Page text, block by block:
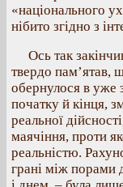
«національного
нібито згідно з
Ось так
твердо пам’ятав,
обернулося в уже
початку й кінця,
реальної
маячіння, проти
реальністю.
грані між порами